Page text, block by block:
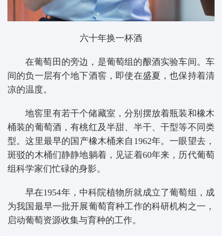
六十年换一杯酒
在葡萄田的旁边，是葡萄组的酿酒实验车间。车
间的负一层有个地下酒窖，即使在盛夏，也保持着清
凉的温度。
地窖里有若干个储藏室，分别摆放着瓶装和橡木
桶装的葡萄酒，有桃红及半甜、半干、干型等不同类
型。这里最早的国产橡木桶来自1962年。一眼望去，
斑驳的木桶们静静地躺着，见证着60年来，历代葡萄
组科学家们忙碌的身影。
早在1954年，中科院植物所就成立了葡萄组，成
为我国最早一批开展葡萄育种工作的科研机构之一，
启动葡萄资源收集与育种的工作。